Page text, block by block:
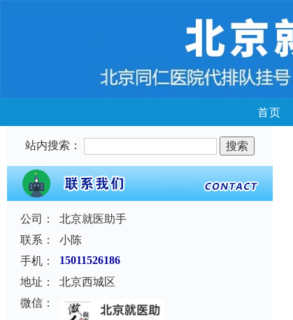
首页
站内搜索：
公司：
北京就医助手
联系：
小陈
手机：
15011526186
地址：
北京西城区
微信：